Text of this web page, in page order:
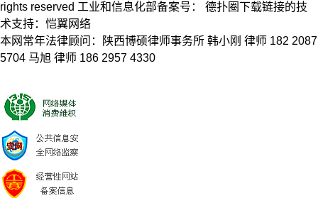
rights reserved 工业和信息化部备案号： 德扑圈下载链接的技
术支持：恺翼网络
本网常年法律顾问：陕西博硕律师事务所 韩小刚 律师 182 2087
5704 马旭 律师 186 2957 4330